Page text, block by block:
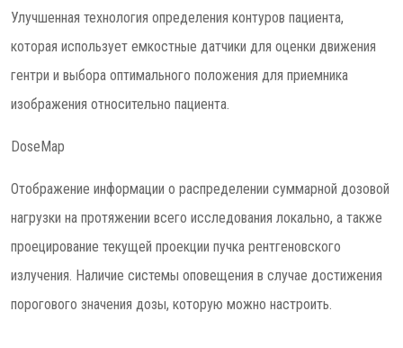
Улучшенная технология определения контуров пациента,
которая использует емкостные датчики для оценки движения
гентри и выбора оптимального положения для приемника
изображения относительно пациента.
DoseMap
Отображение информации о распределении суммарной дозовой
нагрузки на протяжении всего исследования локально, а также
проецирование текущей проекции пучка рентгеновского
излучения. Наличие системы оповещения в случае достижения
порогового значения дозы, которую можно настроить.